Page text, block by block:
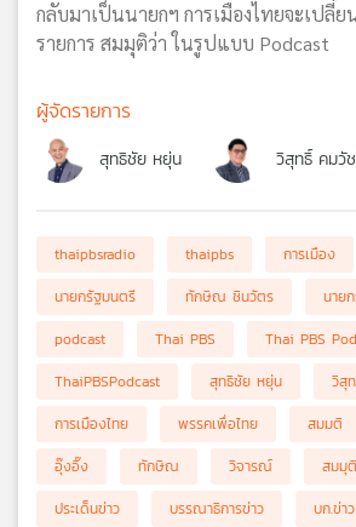
กลับมาเป็นนายกฯ การเมืองไทยจะเปลี่ย
รายการ สมมุติว่า ในรูปแบบ Podcast
ผู้จัดรายการ
สุทธิชัย หยุ่น วิสุทธิ์ คมวั
thaipbsradio thaipbs การเมือง
นายกรัฐมนตรี
ทักษิณ ชินวัตร นาย
podcast
Thai PBS
Thai PBS
ThaiPBSPodcast
สุทธิชัย หยุ่น
วิสุ
การเมืองไทย
พรรคเพื่อไทย สมมติ
อุ๊งอิ๊ง
ทักษิณ วิจารณ์ สมมุติ
ประเด็นข่าว
บรรณาธิการข่าว บก.ข่าว